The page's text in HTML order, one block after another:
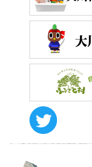
イベント情報
施設
コックさんのいる道の駅なら
宿泊施設など、村にある施設